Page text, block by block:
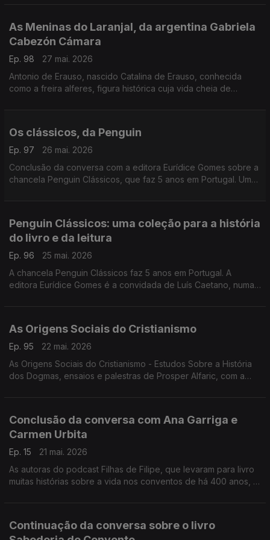
As Meninas do Laranjal, da argentina Gabriela
Cabezón Cámara
Ep. 98
27 mai. 2026
Antonio de Erauso, nascido Catalina de Erauso, conhecida
como a freira alferes, figura histórica cuja vida cheia de
Os clássicos, da Penguin
Ep. 97
26 mai. 2026
Conclusão da conversa com a editora Eurídice Gomes sobre a
chancela Penguin Clássicos, que faz 5 anos em Portugal. Um
Penguin Clássicos: uma coleção para a história
do livro e da leitura
Ep. 96
25 mai. 2026
A chancela Penguin Clássicos faz 5 anos em Portugal. A
editora Eurídice Gomes é a convidada de Luís Caetano, numa
As Origens Sociais do Cristianismo
Ep. 95
22 mai. 2026
As Origens Sociais do Cristianismo - Estudos Sobre a História
dos Dogmas, ensaios e palestras de Prosper Alfaric, com a
Conclusão da conversa com Ana Garriga e
Carmen Urbita
Ep. 15
21 mai. 2026
As autoras do podcast Filhas de Filipe, que levaram para livro
muitas histórias sobre a vida nos conventos de há 400 anos, à
Continuação da conversa sobre o livro